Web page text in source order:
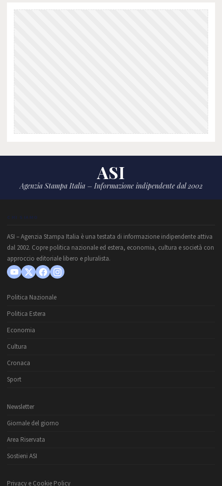
ASI
Agenzia Stampa Italia – Informazione indipendente dal 2002
CHI SIAMO
ASI – Agenzia Stampa Italia è una testata di informazione indipendente attiva
dal 2002. Copre politica nazionale ed estera, economia, cultura e società con
approccio editoriale libero e pluralista.
Politica Nazionale
Politica Estera
Economia
Cultura
Cronaca
Sport
Newsletter
Giornale del giorno
Area Riservata
Sostieni ASI
Privacy e Cookie Policy